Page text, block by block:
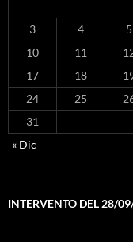
3
4 5
10
11
17
18
24
25
31
« Dic
INTERVENTO DEL 28/